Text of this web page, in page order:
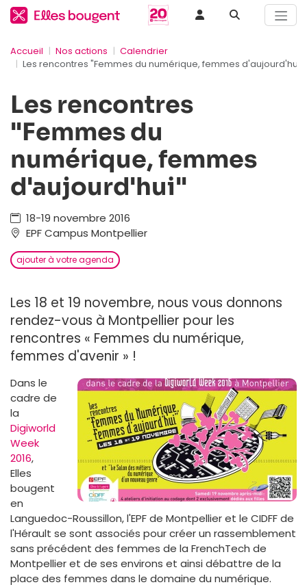
Accueil Nos actions
Calendrier
Les rencontres "Femmes du numérique, femmes d'aujourd'hui"
Les rencontres
"Femmes du
numérique, femmes
d'aujourd'hui"
18-19 novembre 2016
EPF Campus Montpellier
ajouter à votre agenda
Les 18 et 19 novembre, nous vous donnons
rendez-vous à Montpellier pour les
rencontres « Femmes du numérique,
femmes d'avenir » !
Dans le
cadre de
la
Digiworld
Week
2016,
Elles
bougent
en
Languedoc-Roussillon, l'EPF de Montpellier et le CIDFF de
l'Hérault se sont associés pour créer un rassemblement
sans précédent des femmes de la FrenchTech de
Montpellier et de ses environs et ainsi débattre de la
place des femmes dans le domaine du numérique.